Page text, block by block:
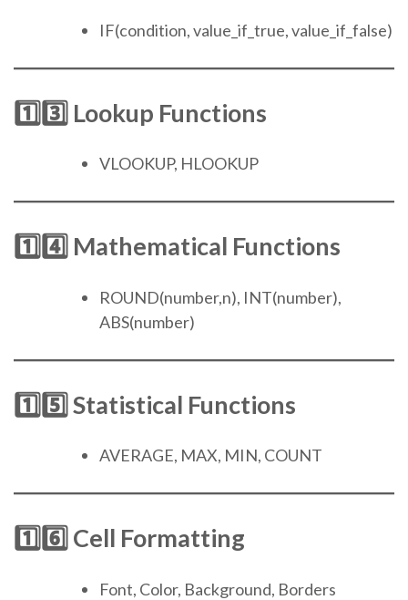
IF(condition, value_if_true, value_if_false)
1️⃣3️⃣ Lookup Functions
VLOOKUP, HLOOKUP
1️⃣4️⃣ Mathematical Functions
ROUND(number,n), INT(number),
ABS(number)
1️⃣5️⃣ Statistical Functions
AVERAGE, MAX, MIN, COUNT
1️⃣6️⃣ Cell Formatting
Font, Color, Background, Borders